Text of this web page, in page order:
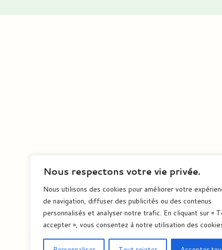
Nous respectons votre vie privée.
Nous utilisons des cookies pour améliorer votre
de navigation, diffuser des publicités ou des contenus
personnalisés et analyser notre trafic. En cliquant sur «
accepter », vous consentez à notre utilisation des